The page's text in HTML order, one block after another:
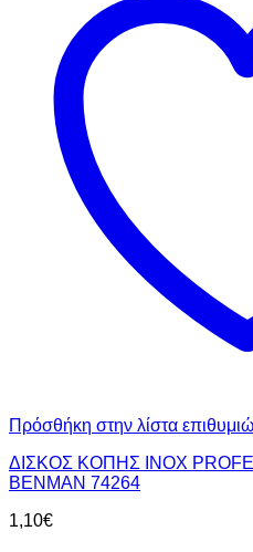
Πρόσθήκη στην λίστα
ΔΙΣΚΟΣ ΚΟΠΗΣ INOX
BENMAN 74264
1,10€